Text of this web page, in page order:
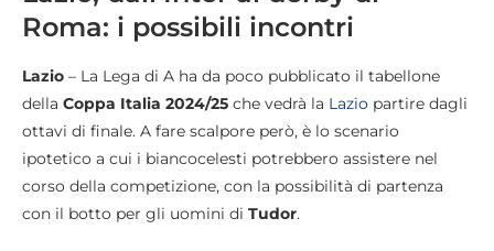
Roma: i possibili incontri
Lazio – La Lega di A ha da poco pubblicato il tabellone
della Coppa Italia 2024/25 che vedrà la Lazio partire dagli
ottavi di finale. A fare scalpore però, è lo scenario
ipotetico a cui i biancocelesti potrebbero assistere nel
corso della competizione, con la possibilità di partenza
con il botto per gli uomini di Tudor.